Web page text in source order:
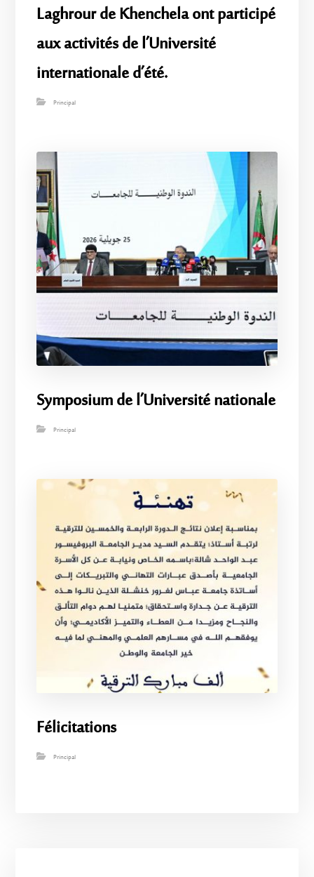
Laghrour de Khenchela ont participé
aux activités de l’Université
internationale d’été.
Principal
Symposium de l’Université nationale
Principal
Félicitations
Principal